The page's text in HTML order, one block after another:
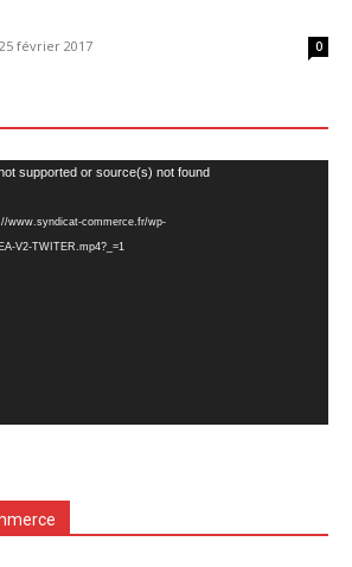
25 février 2017 0
supported or source(s) not found
www.syndicat-commerce.fr/wp-
V2-TWITER.mp4?_=1